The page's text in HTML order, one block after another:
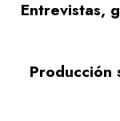
Entrevistas,
Producción